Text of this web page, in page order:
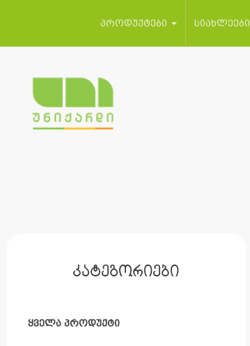
პროდუქტები სიახლეები
კატეგორიები
ყველა პროდუქტი